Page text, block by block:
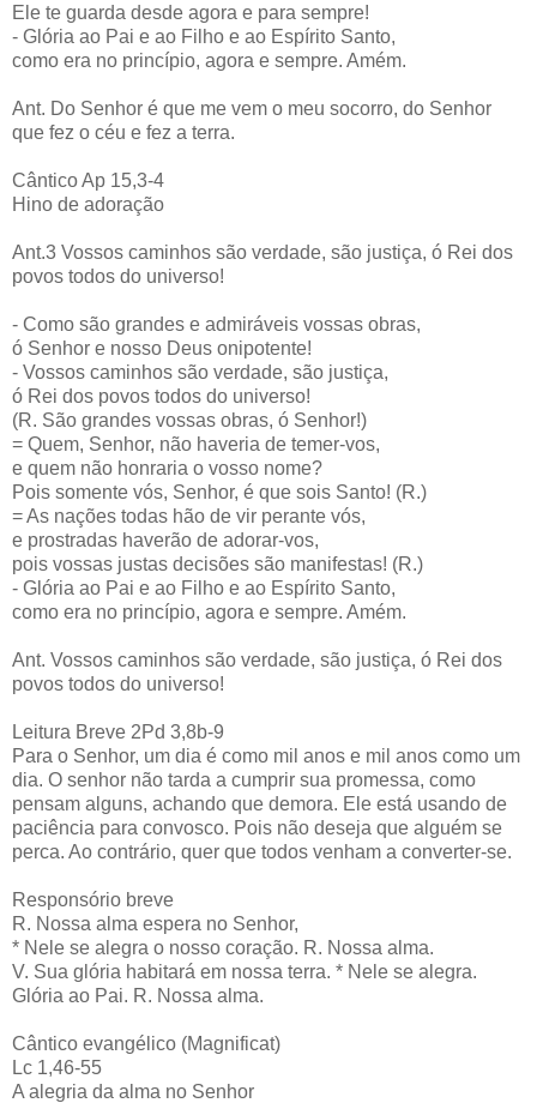
Ele te guarda desde agora e para sempre!
- Glória ao Pai e ao Filho e ao Espírito Santo,
como era no princípio, agora e sempre. Amém.
Ant. Do Senhor é que me vem o meu socorro, do Senhor
que fez o céu e fez a terra.
Cântico Ap 15,3-4
Hino de adoração
Ant.3 Vossos caminhos são verdade, são justiça, ó Rei dos
povos todos do universo!
- Como são grandes e admiráveis vossas obras,
ó Senhor e nosso Deus onipotente!
- Vossos caminhos são verdade, são justiça,
ó Rei dos povos todos do universo!
(R. São grandes vossas obras, ó Senhor!)
= Quem, Senhor, não haveria de temer-vos,
e quem não honraria o vosso nome?
Pois somente vós, Senhor, é que sois Santo! (R.)
= As nações todas hão de vir perante vós,
e prostradas haverão de adorar-vos,
pois vossas justas decisões são manifestas! (R.)
- Glória ao Pai e ao Filho e ao Espírito Santo,
como era no princípio, agora e sempre. Amém.
Ant. Vossos caminhos são verdade, são justiça, ó Rei dos
povos todos do universo!
Leitura Breve 2Pd 3,8b-9
Para o Senhor, um dia é como mil anos e mil anos como um
dia. O senhor não tarda a cumprir sua promessa, como
pensam alguns, achando que demora. Ele está usando de
paciência para convosco. Pois não deseja que alguém se
perca. Ao contrário, quer que todos venham a converter-se.
Responsório breve
R. Nossa alma espera no Senhor,
* Nele se alegra o nosso coração. R. Nossa alma.
V. Sua glória habitará em nossa terra. * Nele se alegra.
Glória ao Pai. R. Nossa alma.
Cântico evangélico (Magnificat)
Lc 1,46-55
A alegria da alma no Senhor